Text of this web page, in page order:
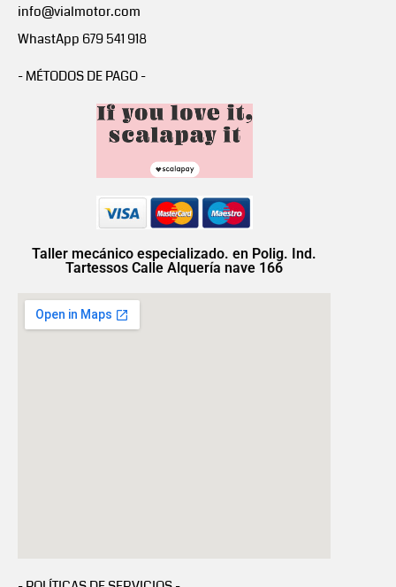
info@vialmotor.com
WhastApp 679 541 918
- MÉTODOS DE PAGO -
Taller mecánico especializado. en Polig. Ind.
Tartessos Calle Alquería nave 166